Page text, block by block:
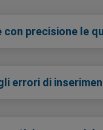
con precisione le
errori di